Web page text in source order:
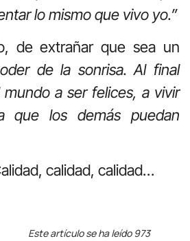
lo mismo que vivo yo.”
de extrañar que sea un
de la sonrisa. Al final
a ser felices, a vivir
que los demás puedan
calidad, calidad…
Este artículo se ha leído 973